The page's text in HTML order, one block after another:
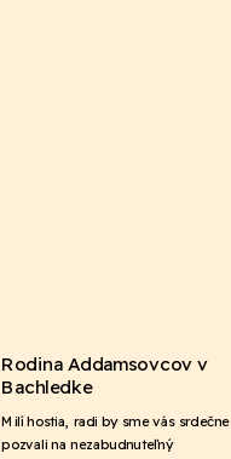
Rodina Addamsovcov v
Bachledke
Milí hostia, radi by sme vás srdečne
pozvali na nezabudnuteľný